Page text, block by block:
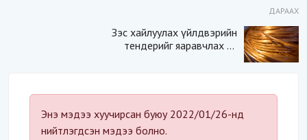
ДАРААХ
Зэс хайлуулах үйлдвэрийн
тендерийг яаравчлах нь
Энэ мэдээ хуучирсан буюу 2022/01/26-нд
нийтлэгдсэн мэдээ болно.